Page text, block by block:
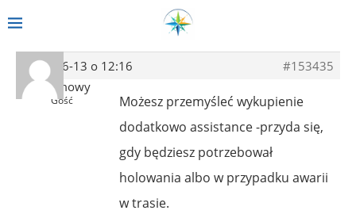
2019-06-13 o 12:16
#153435
Anonimowy
Gość
Możesz przemyśleć wykupienie
dodatkowo assistance -przyda się,
gdy będziesz potrzebował
holowania albo w przypadku awarii
w trasie.